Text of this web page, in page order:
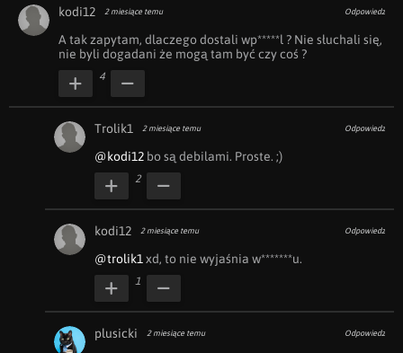
kodi12 2 miesiące temu Odpowiedz
A tak zapytam, dlaczego dostali wp*****l ? Nie słuchali się,
nie byli dogadani że mogą tam być czy coś ?
4
Trolik1 2 miesiące temu Odpowiedz
@kodi12 bo są debilami. Proste. ;)
2
kodi12 2 miesiące temu Odpowiedz
@trolik1 xd, to nie wyjaśnia w*******u.
1
plusicki 2 miesiące temu Odpowiedz